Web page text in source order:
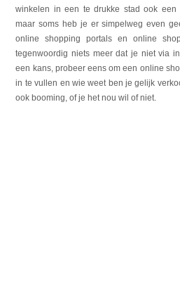
winkelen in een te drukke stad ook een
maar soms heb je er simpelweg even
online shopping portals en online
tegenwoordig niets meer dat je niet via
een kans, probeer eens om een online
in te vullen en wie weet ben je gelijk
ook booming, of je het nou wil of niet.